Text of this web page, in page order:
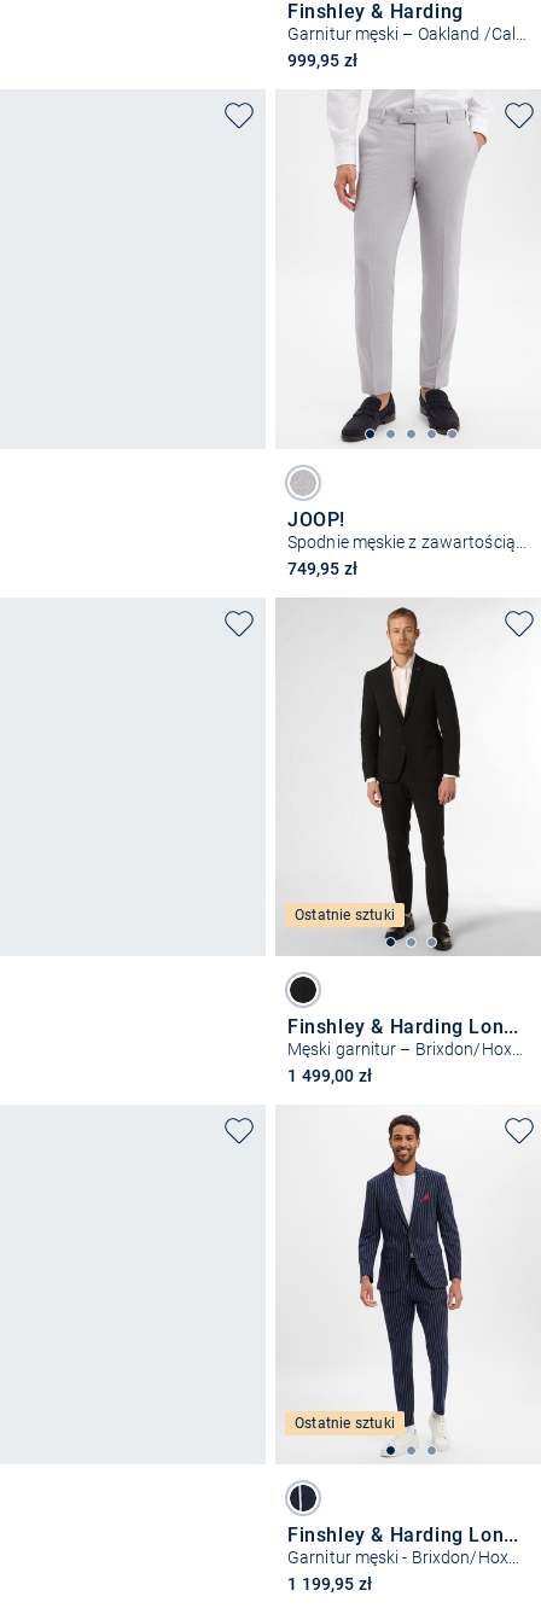
Finshley & Harding
999,95 zł
JOOP!
749,95 zł
Ostatnie sztuki
Finshley & Harding London
Męski garnitur – Brixdon/Hoxdon
1 499,00 zł
Ostatnie sztuki
Finshley & Harding London
Garnitur męski - Brixdon/Hoxdon
1 199,95 zł